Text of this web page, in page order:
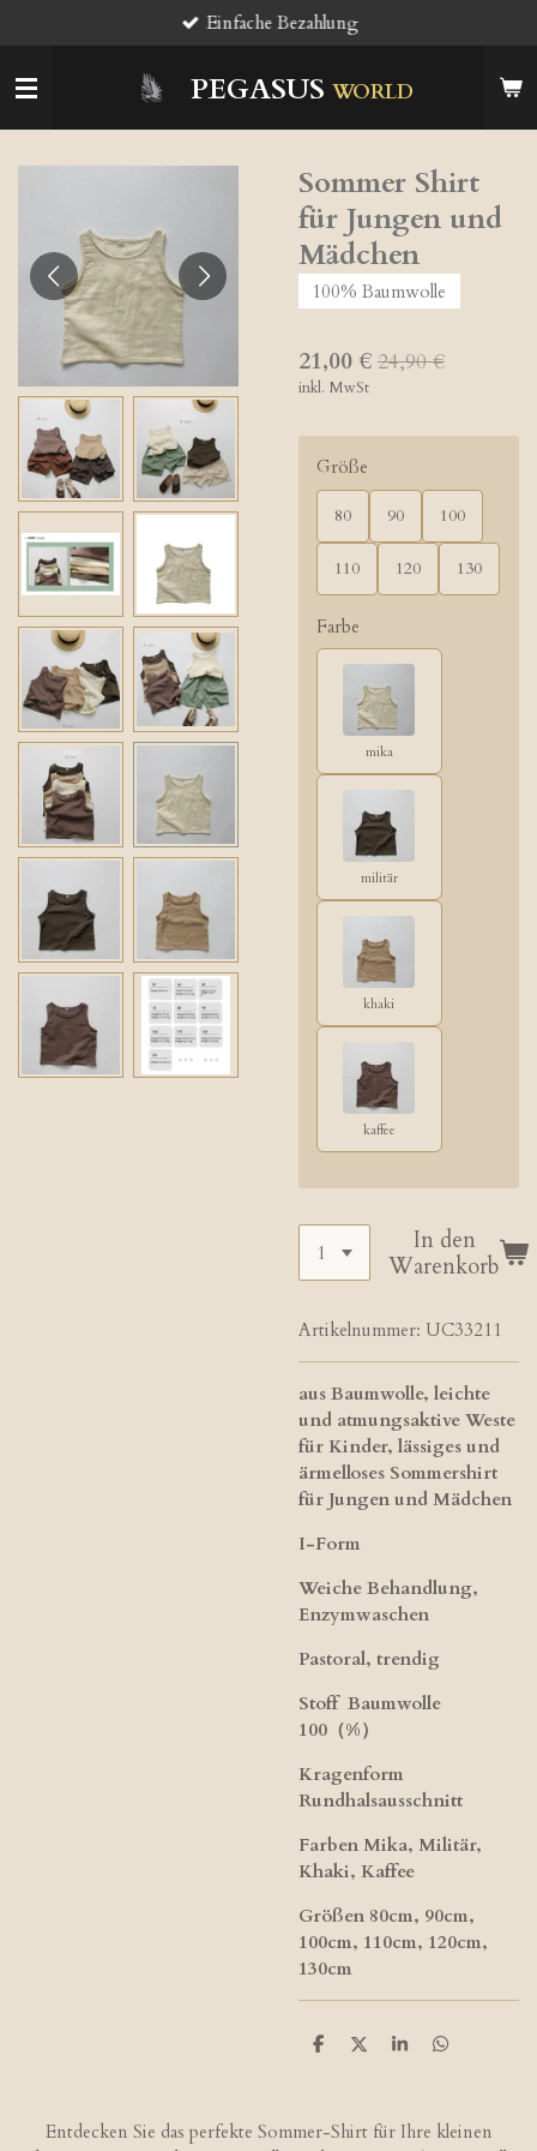
Hauptinhalt
springen
PEGASUS WORLD
Einfache Bezahlung
Sommer Shirt
für Jungen und
Mädchen
100% Baumwolle
21,00 € 24,90 €
inkl. MwSt
Größe
80 90 100
110 120 130
Farbe
mika
militär
khaki
kaffee
In den
Warenkorb
Artikelnummer: UC33211
aus Baumwolle, leichte
und atmungsaktive Weste
für Kinder, lässiges und
ärmelloses Sommershirt
für Jungen und Mädchen
I-Form
Weiche Behandlung,
Enzymwaschen
Pastoral, trendig
Stoff Baumwolle
100（%）
Kragenform
Rundhalsausschnitt
Farben Mika, Militär,
Khaki, Kaffee
Größen 80cm, 90cm,
100cm, 110cm, 120cm,
130cm
T
n
T
n
T
e
n
T
e
n
Entdecken Sie das perfekte Sommer-Shirt für Ihre kleinen